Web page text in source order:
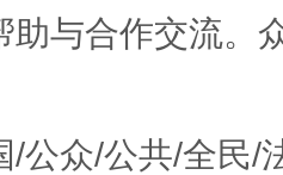
助与合作交流。
/公众/公共/全民/